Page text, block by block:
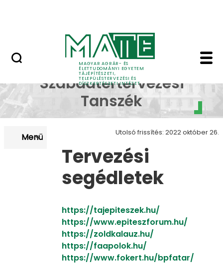
MAGYAR AGRÁR- ÉS
ÉLETTUDOMÁNYI EGYETEM
TÁJÉPÍTÉSZETI,
TELEPÜLÉSTERVEZÉSI ÉS
DÍSZKERTÉSZETI INTÉZET
Tervezési segédletek
Kert- és
Szabadtértervezési
Tanszék
Menü Utolsó frissítés: 2022 október 26.
Tervezési
segédletek
https://tajepiteszek.hu/
​​​​​​​https://www.epiteszforum.hu/
​​​​​​​https://zoldkalauz.hu/
​​​​​​​https://faapolok.hu/
​​​​​​​https://www.fokert.hu/bpfatar/